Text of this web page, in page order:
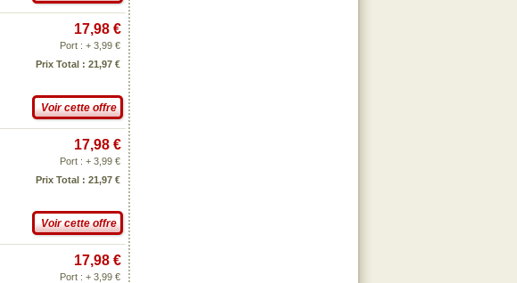
17,98 €
Port : + 3,99 €
Prix Total : 21,97 €
Voir cette offre
17,98 €
Port : + 3,99 €
Prix Total : 21,97 €
Voir cette offre
17,98 €
Port : + 3,99 €